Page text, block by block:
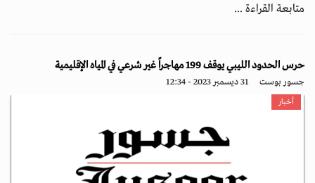
متابعة القراءة ...
حرس الحدود الليبي يوقف 199 مهاجراً غير شرعي في المياه ‏الإقليمية
جسور بوست 31 ديسمبر 2023 - 12:34
أخبار